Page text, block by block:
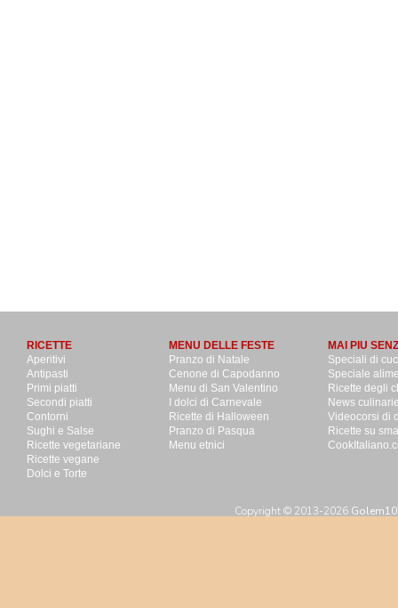
RICETTE
Aperitivi
Antipasti
Primi piatti
Secondi piatti
Contorni
Sughi e Salse
Ricette vegetariane
Ricette vegane
Dolci e Torte
MENU DELLE FESTE
Pranzo di Natale
Cenone di Capodanno
Menu di San Valentino
I dolci di Carnevale
Ricette di Halloween
Pranzo di Pasqua
Menu etnici
MAI PIU
Speciali di
Speciale
Ricette degli
News
Videocorsi di
Ricette su
Copyright © 2013-2026